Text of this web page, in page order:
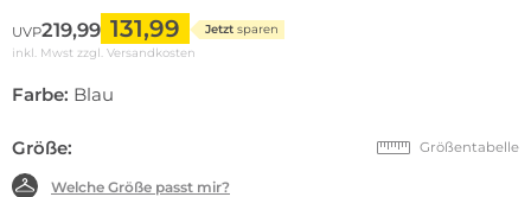
UVP219,99 131,99 Jetzt sparen
inkl. Mwst zzgl. Versandkosten
Farbe: Blau
Größe: Größentabelle
Welche Größe passt mir?